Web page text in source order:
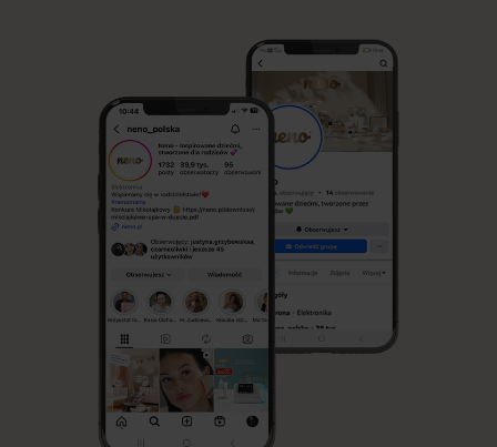
mogą być wymagające. W Neno wierzymy, że każda mama
zasługuje na wsparcie, dlatego tworzymy produkty, które
ułatwiają przygodę z laktacją i sprawiają, że codzienne […]